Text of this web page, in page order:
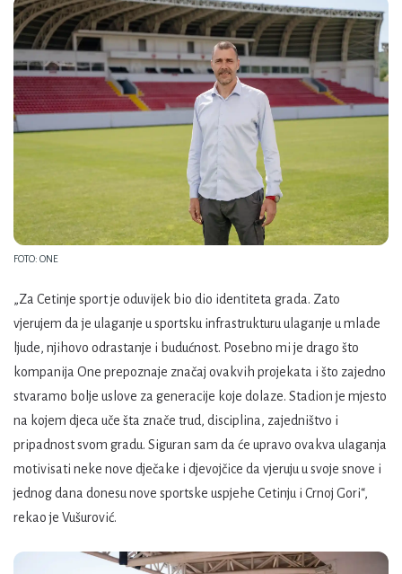
FOTO: ONE
„Za Cetinje sport je oduvijek bio dio identiteta grada. Zato
vjerujem da je ulaganje u sportsku infrastrukturu ulaganje u mlade
ljude, njihovo odrastanje i budućnost. Posebno mi je drago što
kompanija One prepoznaje značaj ovakvih projekata i što zajedno
stvaramo bolje uslove za generacije koje dolaze. Stadion je mjesto
na kojem djeca uče šta znače trud, disciplina, zajedništvo i
pripadnost svom gradu. Siguran sam da će upravo ovakva ulaganja
motivisati neke nove dječake i djevojčice da vjeruju u svoje snove i
jednog dana donesu nove sportske uspjehe Cetinju i Crnoj Gori“,
rekao je Vušurović.